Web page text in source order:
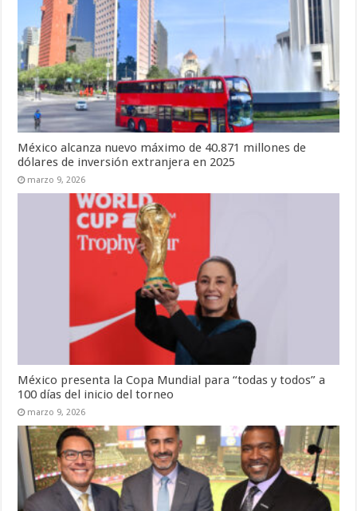
México alcanza nuevo máximo de 40.871 millones de
dólares de inversión extranjera en 2025
marzo 9, 2026
México presenta la Copa Mundial para “todas y todos” a
100 días del inicio del torneo
marzo 9, 2026